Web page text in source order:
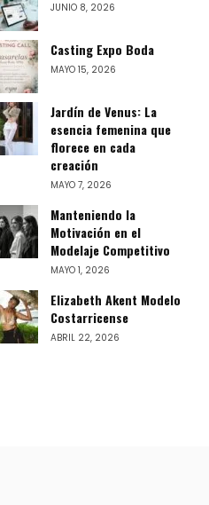
JUNIO 8, 2026
Casting Expo Boda
MAYO 15, 2026
Jardín de Venus: La
esencia femenina que
florece en cada
creación
MAYO 7, 2026
Manteniendo la
Motivación en el
Modelaje Competitivo
MAYO 1, 2026
Elizabeth Akent Modelo
Costarricense
ABRIL 22, 2026